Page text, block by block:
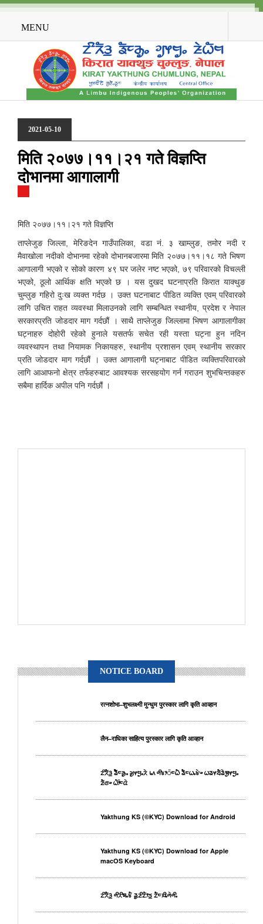
MENU
2021-05-10
मिति २०७७।११।२१ गते विज्ञप्ति
दोभानमा आगालागी
मिति २०७७।११।२१ गते विज्ञप्ति
ताप्लेजुङ जिल्ला, मेरिङदेन गाउँपालिका, वडा नं. ३ खाम्लुङ, तमोर नदी र
मैवाखोला नदीको दोभानमा रहेको दोभानबजारमा मिति २०७७।११।१८ गते भिषण
आगालागी भएको र सोको कारण ४९ घर जलेर नष्ट भएको, ७९ परिवारको विचल्ली
भएको, ठूलो आर्थिक क्षति भएको छ । यस दुखद घटनाप्रति किरात याक्थुङ
चुम्लुङ गहिरो दुःख व्यक्त गर्दछ । उक्त घटनाबाट पीडित व्यक्ति एवम् परिवारको
लागि उचित राहत व्यवस्था मिलाउनको लागि सम्बन्धित स्थानीय, प्रदेश र नेपाल
सरकारप्रति जोडदार माग गर्दछौं । साथै ताप्लेजुङ जिल्लामा भिषण आगालागीका
घट्नाहरु दोहोरी रहेको हुनाले यसतर्फ सचेत रही यस्ता घट्ना हुन नदिन
व्यवस्थापन तथा नियामक निकायहरु, स्थानीय प्रशासन एवम् स्थानीय सरकार
प्रति जोडदार माग गर्दछौं । उक्त आगालागी घट्नाबाट पीडित व्यक्तिपरिवारको
लागि आआफनो क्षेत्र तर्फहरुबाट आवश्यक सरसहयोग गर्न गराउन शुभचिन्तकहरु
सबैमा हार्दिक अपील पनि गर्दछौं ।
NOTICE BOARD
रत्नशोभा–शुभलक्ष्मी मुन्धुम पुरस्कार लागि कृति आव्हान
लैन–राधिका साहित्य पुरस्कार लागि कृति आव्हान
ᤁᤡᤖᤠᤋ᤻ ᤕᤠᤠᤰᤌᤢᤱ ᤆᤢᤶᤗᤢᤱᤖᤧ ᥇᥈ ᤛᤡᤃᤣ᤺ᤰᤐᤠ ᤕᤠᤰᤐᤱᤃᤧᤴ ᤐᤕᤶᤔᤠᤕᤧᤈᤢᤶᤗᤢᤱ
ᤏᤠᤜᤴ ᤐᤥ᤺ᤰᤂᤧ
Yakthung KS (©KYC) Download for Android
Yakthung KS (©KYC) Download for Apple
macOS Keyboard
ᤁᤡᤖᤠᤋ᤻ ᤛᤡᤖᤡᤈᤱᤃᤠ ᤕᤢᤏᤡᤁᤥᤍ᤻ ᤁᤠᤰᤀᤡᤱᤛᤧᤛᤡᤱ